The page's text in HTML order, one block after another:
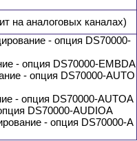
на аналоговых каналах)
- опция DS70000-
- опция DS70000-EMBDA
- опция DS70000-AUTO
- опция DS70000-AUTOA
DS70000-AUDIOA
- опция DS70000-A